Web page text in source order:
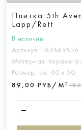
Плитка 5th
Lapp/Rett
В наличии
Артикул: 163669856
Материал:
Размер, см: 60 х 60
89,00 РУБ/М²